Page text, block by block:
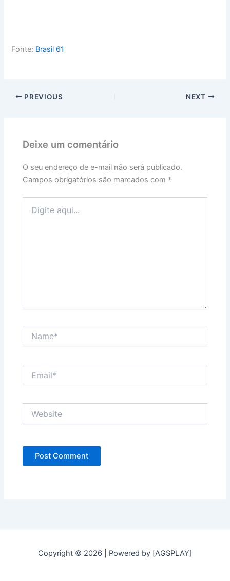
Fonte: Brasil 61
PREVIOUS NEXT
Deixe um comentário
O seu endereço de e-mail não será publicado.
Campos obrigatórios são marcados com *
aqui...
Copyright © 2026 | Powered by [AGSPLAY]